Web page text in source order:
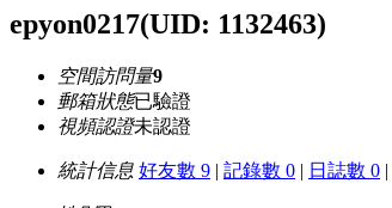
epyon0217(UID: 1132463)
空間訪問量9
郵箱狀態已驗證
視頻認證未認證
統計信息 好友數 9 | 記錄數 0 | 日誌數 0 |